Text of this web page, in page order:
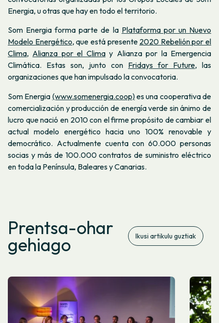
Energia, u otras que hay en todo el territorio.
Som Energia forma parte de la Plataforma por un Nuevo
Modelo Energético, que está presente 2020 Rebelión por el
Clima, Alianza por el Climay Alianza por la Emergencia
Climática. Estas son, junto con Fridays for Future, las
organizaciones que han impulsado la convocatoria.
Som Energia (www.somenergia.coop)es una cooperativa de
comercialización y producción de energía verde sin ánimo de
lucro que nació en 2010 con el firme propósito de cambiar el
actual modelo energético hacia uno 100% renovable y
democrático. Actualmente cuenta con 60.000 personas
socias y más de 100.000 contratos de suministro eléctrico
en toda la Península, Baleares y Canarias.
Prentsa-ohar
gehiago Ikusi artikulu guztiak